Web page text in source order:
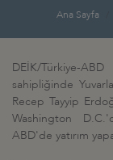
Ana Sayfa
DEİK/Türkiye-
sahipliğinde
Recep Tayyip
Washington
ABD'de yatırım